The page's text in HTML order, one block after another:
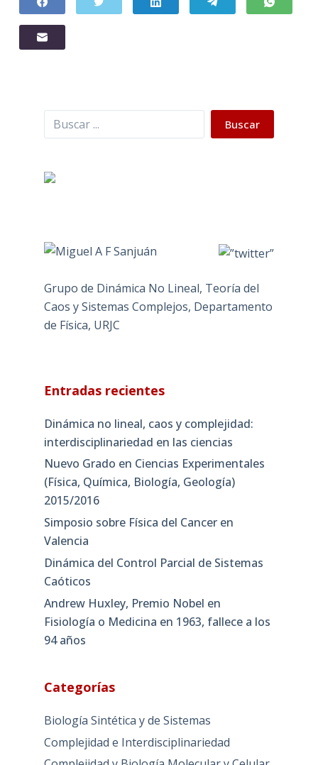
Buscar Buscar
Grupo de Dinámica No Lineal, Teoría del
Caos y Sistemas Complejos, Departamento
de Física, URJC
Entradas recientes
Dinámica no lineal, caos y complejidad:
interdisciplinariedad en las ciencias
Nuevo Grado en Ciencias Experimentales
(Física, Química, Biología, Geología)
2015/2016
Simposio sobre Física del Cancer en
Valencia
Dinámica del Control Parcial de Sistemas
Caóticos
Andrew Huxley, Premio Nobel en
Fisiología o Medicina en 1963, fallece a los
94 años
Categorías
Biología Sintética y de Sistemas
Complejidad e Interdisciplinariedad